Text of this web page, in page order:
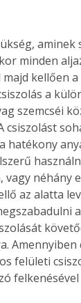
minden
kellően
a
szemcséi
néhány
az alatta
felületi